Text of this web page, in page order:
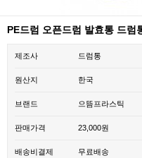
PE드럼 오픈드럼 발효통 드럼
제조사 드럼통
원산지 한국
브랜드 으뜸프라스틱
판매가격 23,000원
배송비결제 무료배송